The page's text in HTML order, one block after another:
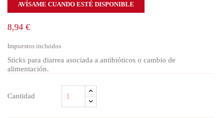
AVÍSAME CUANDO ESTÉ DISPONIBLE
8,94 €
Impuestos incluidos
Sticks para diarrea asociada a antibióticos o cambio de
alimentación.
Cantidad